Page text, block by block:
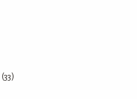
(33)